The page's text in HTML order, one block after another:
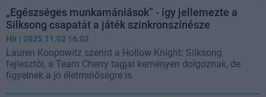
„Egészséges munkamániások” - így jellemezte a
Silksong csapatát a játék szinkronszínésze
Hír | 2025.11.02 16:02
Lauren Koopowitz szerint a Hollow Knight: Silksong
fejlesztői, a Team Cherry tagjai keményen dolgoznak, de
figyelnek a jó életminőségre is.